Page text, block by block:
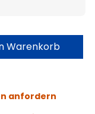
Warenkorb
anfordern